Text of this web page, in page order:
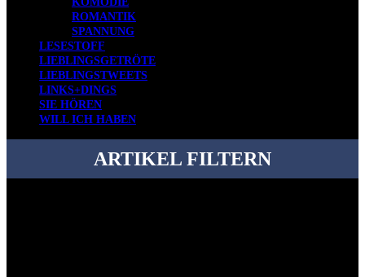
ROMANTIK
SPANNUNG
LESESTOFF
LIEBLINGSGETRÖTE
LIEBLINGSTWEETS
LINKS+DINGS
SIE HÖREN
WILL ICH HABEN
ARTIKEL FILTERN